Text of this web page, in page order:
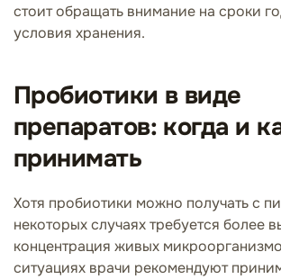
стоит обращать внимание на сроки
условия хранения.
Пробиотики в виде
препаратов: когда и
принимать
Хотя пробиотики можно получать с
некоторых случаях требуется более
концентрация живых
ситуациях врачи рекомендуют